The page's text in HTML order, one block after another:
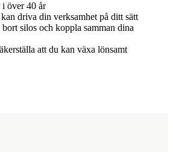
över 40 år
driva din verksamhet på ditt sätt
silos och koppla samman dina
att du kan växa lönsamt